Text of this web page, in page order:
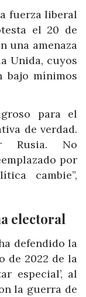
fuerza liberal
el 20 de
una amenaza
Unida, cuyos
bajo mínimos
para el
de verdad.
Rusia. No
por
cambie”,
electoral
defendido la
de 2022 de la
especial’, al
la guerra de